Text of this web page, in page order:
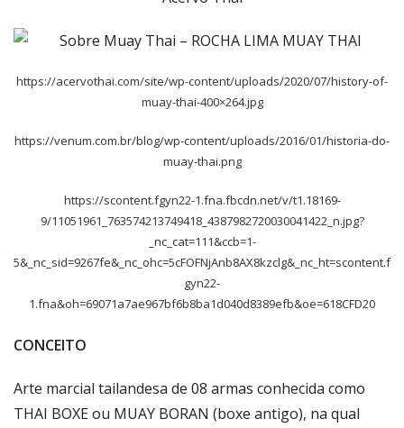
https://acervothai.com/site/wp-content/uploads/2020/07/history-of-
muay-thai-400×264.jpg
https://venum.com.br/blog/wp-content/uploads/2016/01/historia-do-
muay-thai.png
https://scontent.fgyn22-1.fna.fbcdn.net/v/t1.18169-
9/11051961_763574213749418_4387982720030041422_n.jpg?
_nc_cat=111&ccb=1-
5&_nc_sid=9267fe&_nc_ohc=5cFOFNjAnb8AX8kzclg&_nc_ht=scontent.f
gyn22-
1.fna&oh=69071a7ae967bf6b8ba1d040d8389efb&oe=618CFD20
CONCEITO
Arte marcial tailandesa de 08 armas conhecida como
THAI BOXE ou MUAY BORAN (boxe antigo), na qual